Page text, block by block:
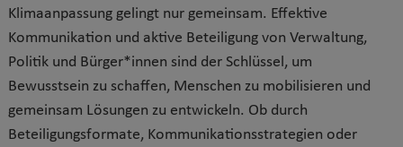
Klimaanpassung gelingt nur gemeinsam. Effektive
Kommunikation und aktive Beteiligung von Verwaltung,
Politik und Bürger*innen sind der Schlüssel, um
Bewusstsein zu schaffen, Menschen zu mobilisieren und
gemeinsam Lösungen zu entwickeln. Ob durch
Beteiligungsformate, Kommunikationsstrategien oder